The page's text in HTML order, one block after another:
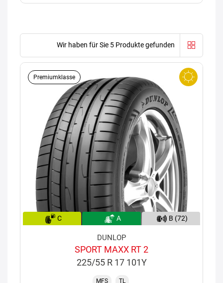
Wir haben für Sie 5 Produkte gefunden
Premiumklasse
C A B (72)
DUNLOP
SPORT MAXX RT 2
225/55 R 17 101Y
MFS TL